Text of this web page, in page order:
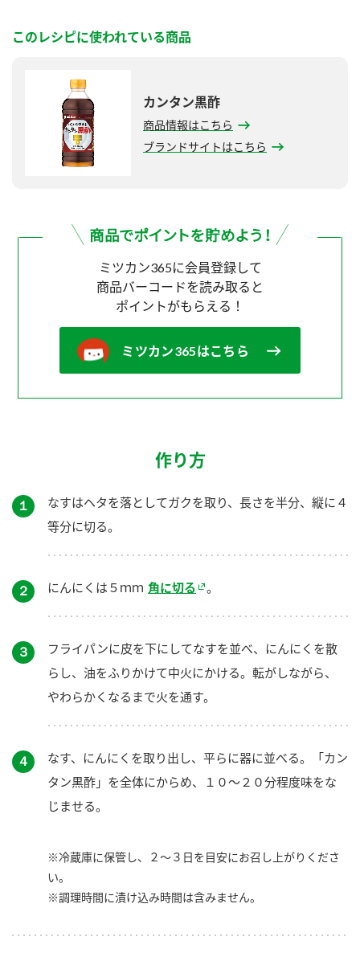
業務用サイト
このレシピに使われている商品
カンタン黒酢
商品情報はこちら
ブランドサイトはこちら
ミツカン365に会員登録して
商品バーコードを読み取ると
ポイントがもらえる！
ミツカン365はこちら
作り方
１
なすはヘタを落としてガクを取り、長さを半分、縦に４
等分に切る。
２ にんにくは５ｍｍ 角に切る 。
３
フライパンに皮を下にしてなすを並べ、にんにくを散
らし、油をふりかけて中火にかける。転がしながら、
やわらかくなるまで火を通す。
４
なす、にんにくを取り出し、平らに器に並べる。「カン
タン黒酢」を全体にからめ、１０～２０分程度味をな
じませる。
※冷蔵庫に保管し、２～３日を目安にお召し上がりくださ
い。
※調理時間に漬け込み時間は含みません。